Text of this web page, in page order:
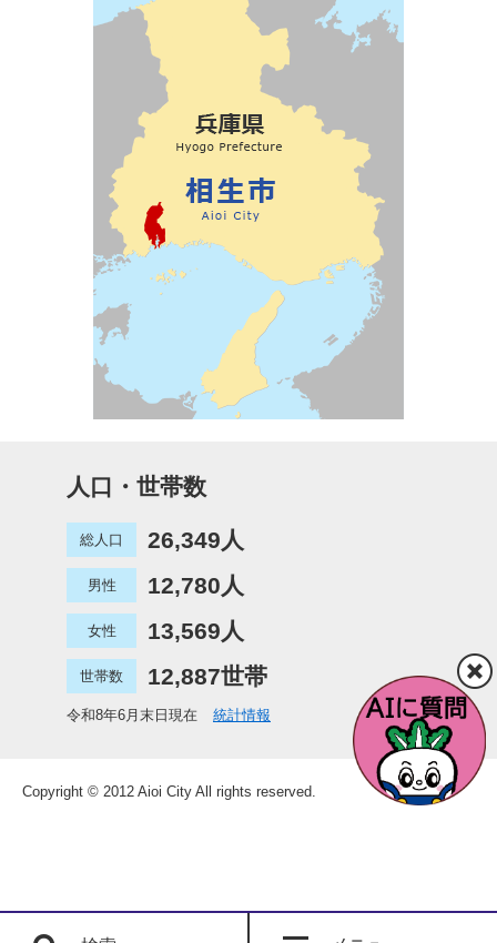
人口・世帯数
総人口 26,349人
男性 12,780人
女性 13,569人
世帯数 12,887世帯
令和8年6月末日現在 統計情報
Copyright © 2012 Aioi City All rights reserved.